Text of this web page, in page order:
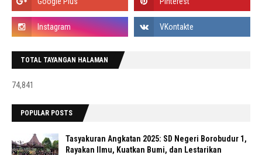
TOTAL TAYANGAN HALAMAN
74,841
POPULAR POSTS
Tasyakuran Angkatan 2025: SD Negeri Borobudur 1,
Rayakan Ilmu, Kuatkan Bumi, dan Lestarikan